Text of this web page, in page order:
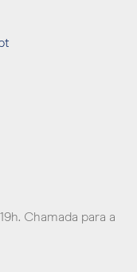
Chamada para a